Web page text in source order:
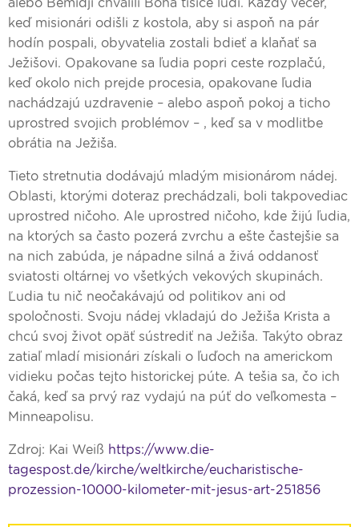
alebo Bemidji chválili Boha tisíce ľudí. Každý večer,
keď misionári odišli z kostola, aby si aspoň na pár
hodín pospali, obyvatelia zostali bdieť a klaňať sa
Ježišovi. Opakovane sa ľudia popri ceste rozplačú,
keď okolo nich prejde procesia, opakovane ľudia
nachádzajú uzdravenie – alebo aspoň pokoj a ticho
uprostred svojich problémov – , keď sa v modlitbe
obrátia na Ježiša.
Tieto stretnutia dodávajú mladým misionárom nádej.
Oblasti, ktorými doteraz prechádzali, boli takpovediac
uprostred ničoho. Ale uprostred ničoho, kde žijú ľudia,
na ktorých sa často pozerá zvrchu a ešte častejšie sa
na nich zabúda, je nápadne silná a živá oddanosť
sviatosti oltárnej vo všetkých vekových skupinách.
Ľudia tu nič neočakávajú od politikov ani od
spoločnosti. Svoju nádej vkladajú do Ježiša Krista a
chcú svoj život opäť sústrediť na Ježiša. Takýto obraz
zatiaľ mladí misionári získali o ľuďoch na americkom
vidieku počas tejto historickej púte. A tešia sa, čo ich
čaká, keď sa prvý raz vydajú na púť do veľkomesta –
Minneapolisu.
Zdroj: Kai Weiß https://www.die-
tagespost.de/kirche/weltkirche/eucharistische-
prozession-10000-kilometer-mit-jesus-art-251856